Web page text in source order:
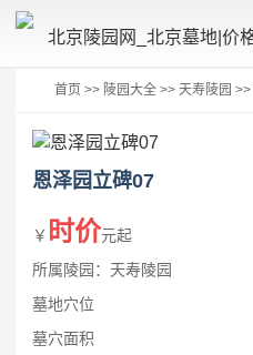
首页 >> 陵园大全 >> 天寿陵园 >>
恩泽园立碑07
￥ 时价元起
所属陵园：天寿陵园
墓地穴位
墓穴面积